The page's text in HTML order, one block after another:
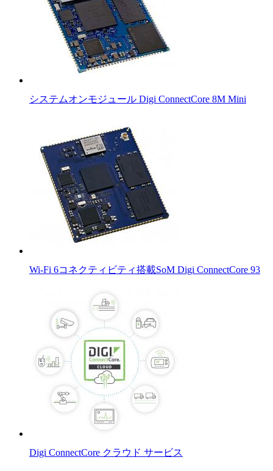
システムオンモジュール Digi ConnectCore 8M Mini
Wi-Fi 6コネクティビティ搭載SoM Digi ConnectCore 93
Digi ConnectCore クラウド サービス